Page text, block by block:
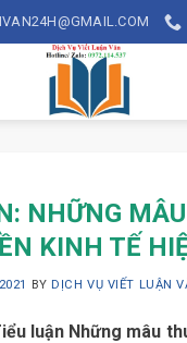
NHỮNG
KINH TẾ
BY DỊCH VỤ VIẾT LUẬN
luận Những mâu